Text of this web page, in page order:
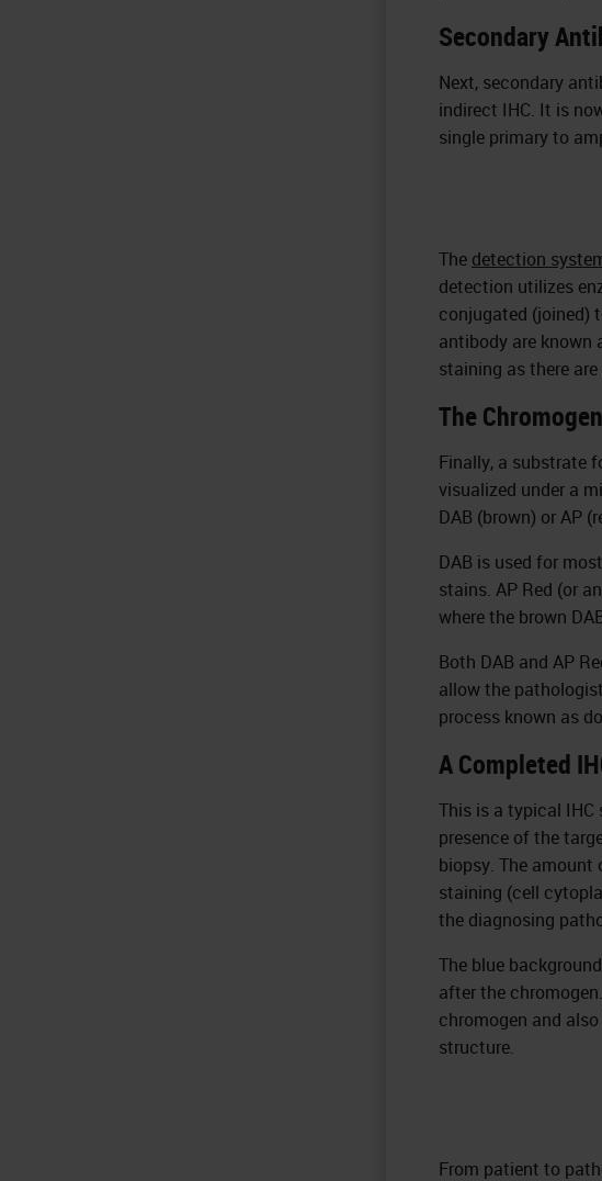
Secondary
Next, secondary
indirect IHC. It is
single primary to
The detection
detection utilizes
conjugated (joined)
antibody are known
staining as there
The Chromogen
Finally, a substrate
visualized under a
DAB (brown) or AP
DAB is used for
stains. AP Red (or
where the brown
Both DAB and AP
allow the
process known as
A Completed
This is a typical
presence of the
biopsy. The
staining (cell
the diagnosing
The blue
after the
chromogen and
structure.
From patient to